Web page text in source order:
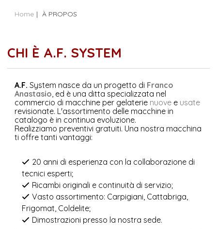
Home | À PROPOS
CHI È A.F. SYSTEM
A.F. System nasce da un progetto di Franco
Anastasio, ed è una ditta specializzata nel
commercio di macchine per gelaterie nuove e usate
revisionate. L'assortimento delle macchine in
catalogo è in continua evoluzione.
Realizziamo preventivi gratuiti. Una nostra macchina
ti offre tanti vantaggi:
20 anni di esperienza con la collaborazione di
tecnici esperti;
Ricambi originali e continuità di servizio;
Vasto assortimento: Carpigiani, Cattabriga,
Frigomat, Coldelite;
Dimostrazioni presso la nostra sede.